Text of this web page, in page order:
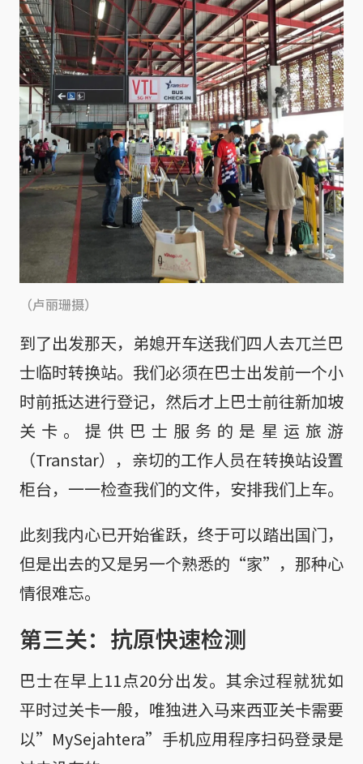
（卢丽珊摄）
到了出发那天，弟媳开车送我们四人去兀兰巴
士临时转换站。我们必须在巴士出发前一个小
时前抵达进行登记，然后才上巴士前往新加坡
关卡。提供巴士服务的是星运旅游
（Transtar），亲切的工作人员在转换站设置
柜台，一一检查我们的文件，安排我们上车。
此刻我内心已开始雀跃，终于可以踏出国门，
但是出去的又是另一个熟悉的“家”，那种心
情很难忘。
第三关：抗原快速检测
巴士在早上11点20分出发。其余过程就犹如
平时过关卡一般，唯独进入马来西亚关卡需要
以”MySejahtera”手机应用程序扫码登录是